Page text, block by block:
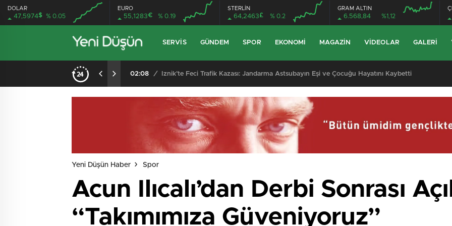
DOLAR
47,5974$ % 0.05
EURO
55,1283€ % 0.19
STERLİN
64,2463£ % 0.2
GRAM ALTIN
6.568,84 %1,12
SERVIS GÜNDEM SPOR EKONOMI MAGAZIN VIDEOLAR GALERI
02:08 / İznik’te Feci Trafik Kazası: Jandarma Astsubayın Eşi ve Çocuğu Hayatını Kaybetti
Yeni Düşün Haber Spor
Acun Ilıcalı’dan Derbi Sonrası
“Takımımıza Güveniyoruz”